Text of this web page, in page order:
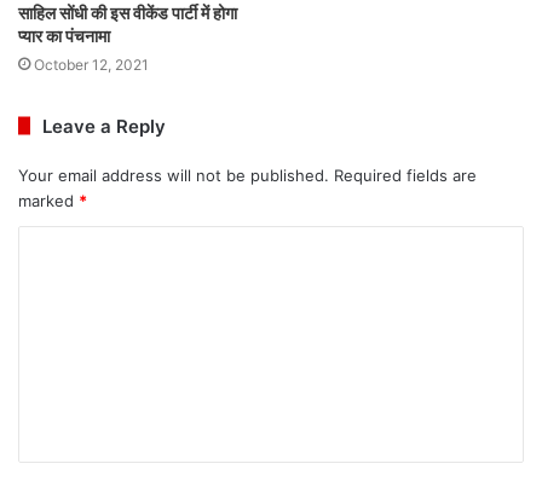
साहिल सोंधी की इस वीकेंड पार्टी में होगा
प्यार का पंचनामा
October 12, 2021
Leave a Reply
Your email address will not be published. Required fields are
marked *
t